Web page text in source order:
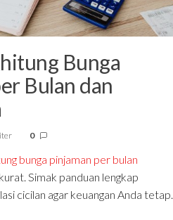
Bunga
Bulan dan
0
bunga pinjaman per bulan
Simak panduan lengkap
cicilan agar keuangan Anda tetap.